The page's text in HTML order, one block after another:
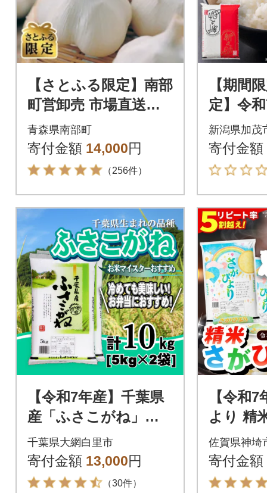
【さとふる限定】南部
町営卸売 市場直送に
んにく 2Lサイズ(約
1kg)
青森県南部町
寄付金額 14,000円
（256件）
【期間
定】令
助 精
画
新潟県加茂
寄付金額
【令和7年産】千葉県
産「ふさこがね」精
米 10kg(5kg×2袋)
千葉県大網白里市
寄付金額 13,000円
（30件）
【令和
より 精
24)
佐賀県神埼
寄付金額